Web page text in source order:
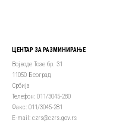
ЦЕНТАР ЗА РАЗМИНИРАЊЕ
Војводе Тозе бр. 31
11050 Београд
Србија
Телефон: 011/3045-280
Факс: 011/3045-281
Е-mail: czrs@czrs.gov.rs